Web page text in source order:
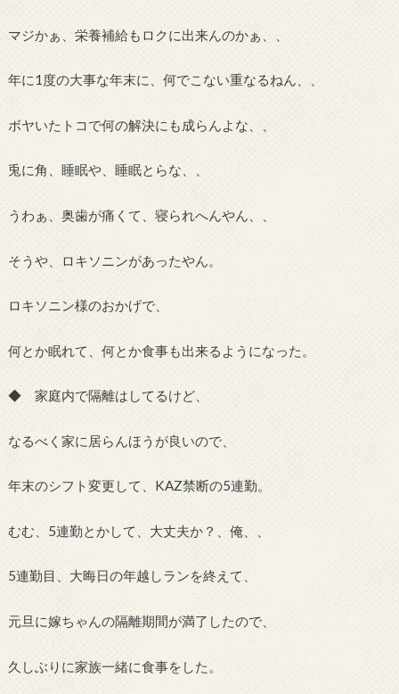
マジかぁ、栄養補給もロクに出来んのかぁ、、
年に1度の大事な年末に、何でこない重なるねん、、
ボヤいたトコで何の解決にも成らんよな、、
兎に角、睡眠や、睡眠とらな、、
うわぁ、奥歯が痛くて、寝られへんやん、、
そうや、ロキソニンがあったやん。
ロキソニン様のおかげで、
何とか眠れて、何とか食事も出来るようになった。
◆ 家庭内で隔離はしてるけど、
なるべく家に居らんほうが良いので、
年末のシフト変更して、KAZ禁断の5連勤。
むむ、5連勤とかして、大丈夫か？、俺、、
5連勤目、大晦日の年越しランを終えて、
元旦に嫁ちゃんの隔離期間が満了したので、
久しぶりに家族一緒に食事をした。